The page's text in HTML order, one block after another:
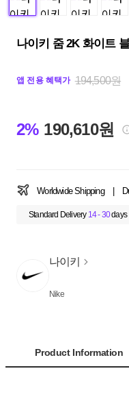
나이키 줌 2K 화이트
앱 전용 혜택가 194,500원
2% 190,610원
Worldwide Shipping
Standard Delivery 14 - 30days
나이키
Nike
Product Information